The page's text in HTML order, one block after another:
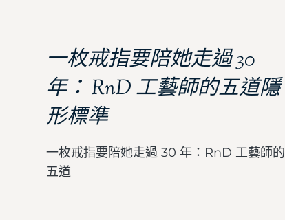
一枚戒指要陪她走過 30
年： RnD 工藝師的五道隱
形標準
一枚戒指要陪她走過 30 年：RnD 工藝師的
五道